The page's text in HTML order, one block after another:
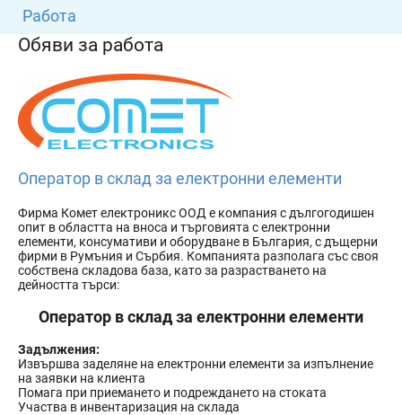
Работа
Обяви за работа
Оператор в склад за електронни елементи
Фирма Комет електроникс ООД е компания с дългогодишен
опит в областта на вноса и търговията с електронни
елементи, консумативи и оборудване в България, с дъщерни
фирми в Румъния и Сърбия. Компанията разполага със своя
собствена складова база, като за разрастването на
дейността търси:
Оператор в склад за електронни елементи
Задължения:
Извършва заделяне на електронни елементи за изпълнение
на заявки на клиента
Помага при приемането и подреждането на стоката
Участва в инвентаризация на склада